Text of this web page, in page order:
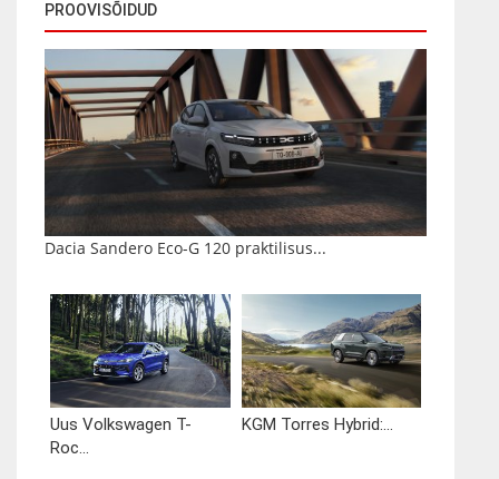
PROOVISÕIDUD
Dacia Sandero Eco-G 120 praktilisus...
Uus Volkswagen T-
Roc...
KGM Torres Hybrid:...